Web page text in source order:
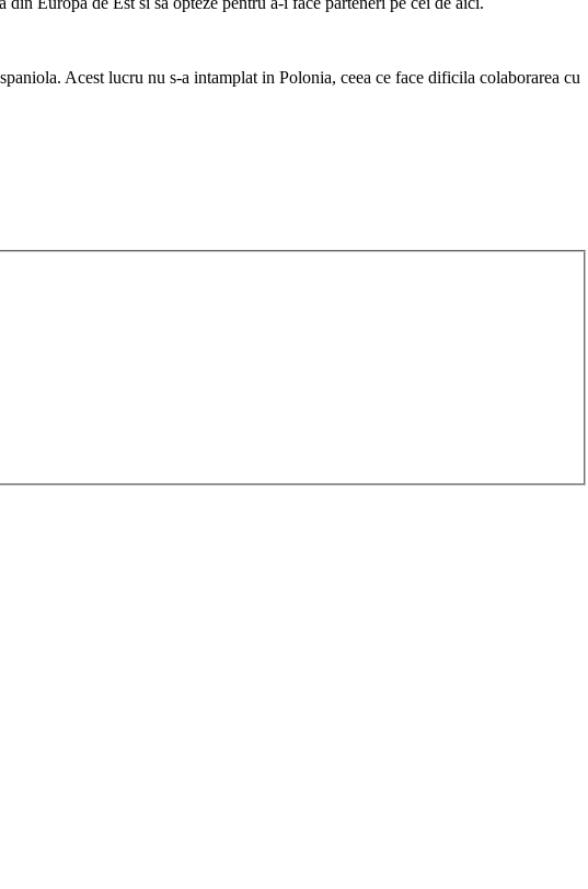
Acest lucru nu s-a intamplat in Polonia, ceea ce face dificila colaborarea cu